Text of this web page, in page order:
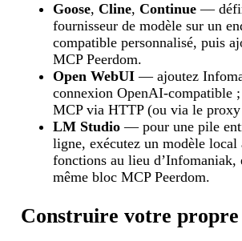
Goose, Cline, Continue—
fournisseur de modèle sur un
compatible personnalisé, puis
MCP Peerdom.
Open WebUI— ajoutez
connexion OpenAI-compatible
MCP via HTTP (ou via le
LM Studio— pour une pile
ligne, exécutez un modèle local
fonctions au lieu d’Infomaniak,
même bloc MCP Peerdom.
Construire votre propre